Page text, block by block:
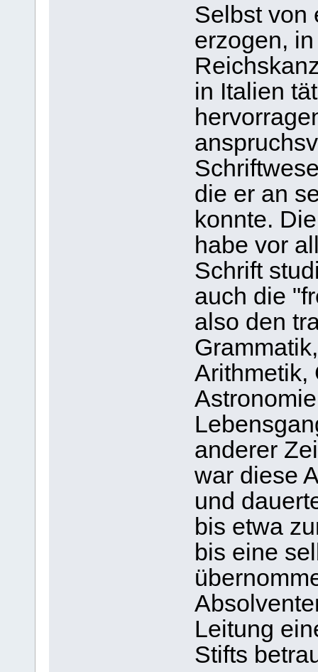
Selbst von
erzogen,
in Italien
die er an
konnte.
habe vor
Schrift
auch die
also den
Arithmetik,
anderer
war diese
und
bis etwa
bis eine
Leitung
Stifts